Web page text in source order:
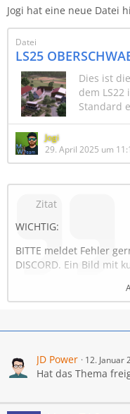
Jogi hat eine neue Datei
Datei
LS25
Dies ist
dem LS22
Standard
Jogi
29. April 2025 um
Zitat
WICHTIG:
BITTE meldet Fehler
DISCORD. Ein Bild mit
Ravensburg / Biberach.
oberhalb des
Feldaufteilungen.
JD Power 12. Januar
Hat das Thema